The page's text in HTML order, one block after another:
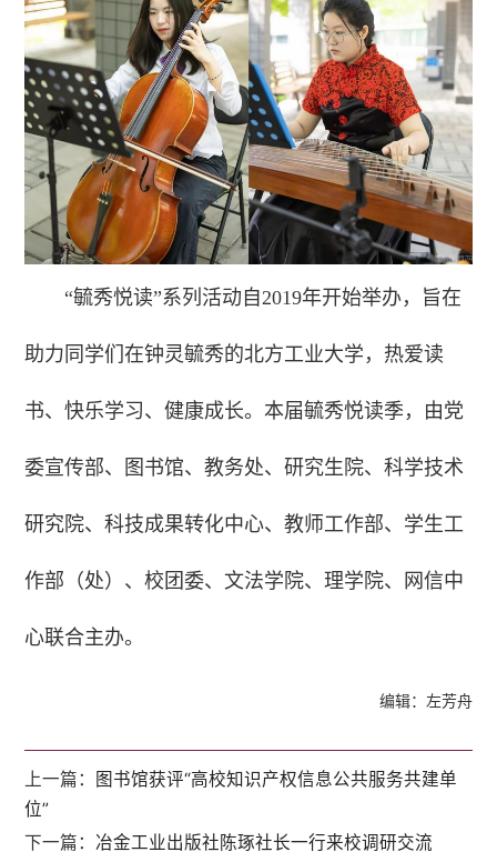
“毓秀悦读”系列活动自2019年开始举办，旨在
助力同学们在钟灵毓秀的北方工业大学，热爱读
书、快乐学习、健康成长。本届毓秀悦读季，由党
委宣传部、图书馆、教务处、研究生院、科学技术
研究院、科技成果转化中心、教师工作部、学生工
作部（处）、校团委、文法学院、理学院、网信中
心联合主办。
编辑：左芳舟
上一篇：
图书馆获评“高校知识产权信息公共服务共建单
位”
下一篇： 冶金工业出版社陈琢社长一行来校调研交流